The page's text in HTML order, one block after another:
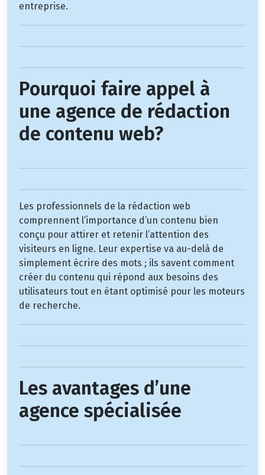
entreprise.
Pourquoi faire appel à
une agence de rédaction
de contenu web?
Les professionnels de la rédaction web
comprennent l’importance d’un contenu bien
conçu pour attirer et retenir l’attention des
visiteurs en ligne. Leur expertise va au-delà de
simplement écrire des mots ; ils savent comment
créer du contenu qui répond aux besoins des
utilisateurs tout en étant optimisé pour les moteurs
de recherche.
Les avantages d’une
agence spécialisée